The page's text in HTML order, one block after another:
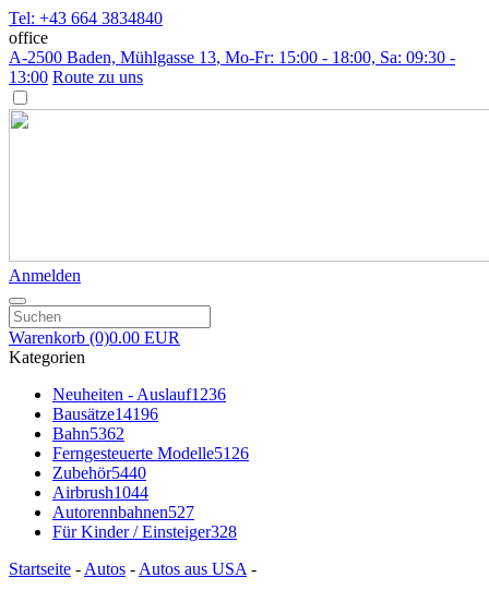
Tel: +43 664 3834840
office
A-2500 Baden, Mühlgasse 13, Mo-Fr: 15:00 - 18:00, Sa: 09:30 -
13:00 Route zu uns
Anmelden
Warenkorb (0)0.00 EUR
Kategorien
Neuheiten - Auslauf1236
Bausätze14196
Bahn5362
Ferngesteuerte Modelle5126
Zubehör5440
Airbrush1044
Autorennbahnen527
Für Kinder / Einsteiger328
Startseite - Autos - Autos aus USA -